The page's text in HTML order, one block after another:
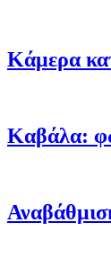
Κάμερα
Καβάλα: